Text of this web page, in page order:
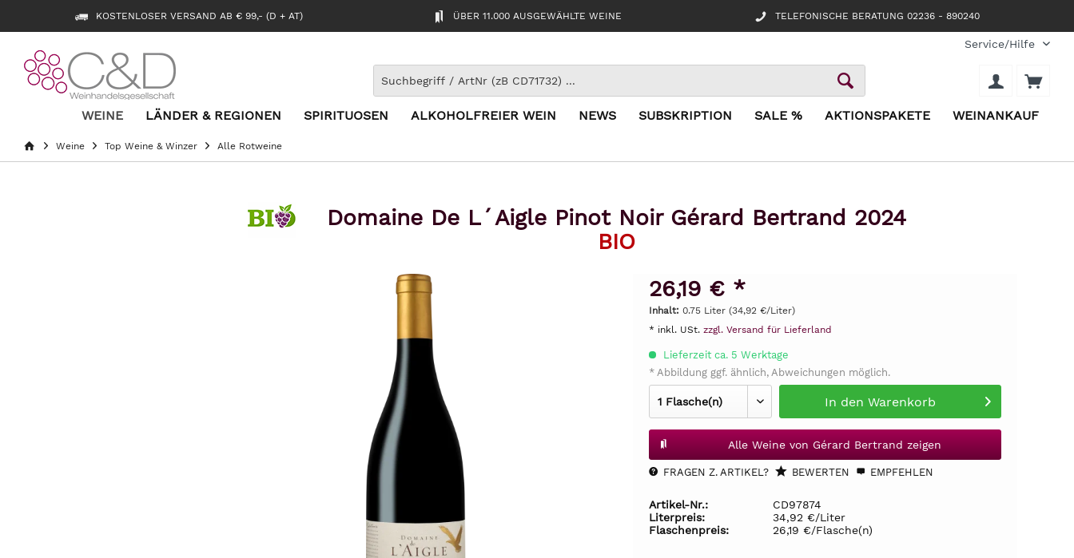
KOSTENLOSER VERSAND AB € 99,- (D + AT) ÜBER 11.000 AUSGEWÄHLTE WEINE TELEFONISCHE BERATUNG 02236 - 890240
Service/Hilfe
WEINE LÄNDER & REGIONEN SPIRITUOSEN ALKOHOLFREIER WEIN NEWS SUBSKRIPTION SALE % AKTIONSPAKETE WEINANKAUF
Weine Top Weine & Winzer Alle Rotweine
Domaine De L´Aigle Pinot Noir Gérard Bertrand 2024
BIO
26,19 € *
Inhalt: 0.75 Liter (34,92 €/Liter)
* inkl. USt. zzgl. Versand für Lieferland
Lieferzeit ca. 5 Werktage
* Abbildung ggf. ähnlich, Abweichungen möglich.
In den Warenkorb
Alle Weine von Gérard Bertrand zeigen
FRAGEN Z. ARTIKEL? BEWERTEN EMPFEHLEN
Artikel-Nr.:
CD97874
Literpreis:
34,92 €/Liter
Flaschenpreis:
26,19 €/Flasche(n)